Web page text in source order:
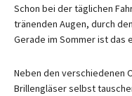
Schon bei der täglichen
tränenden Augen, durch
Gerade im Sommer ist das
Neben den verschiedenen
Brillengläser selbst